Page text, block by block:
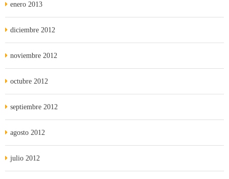
enero 2013
diciembre 2012
noviembre 2012
octubre 2012
septiembre 2012
agosto 2012
julio 2012